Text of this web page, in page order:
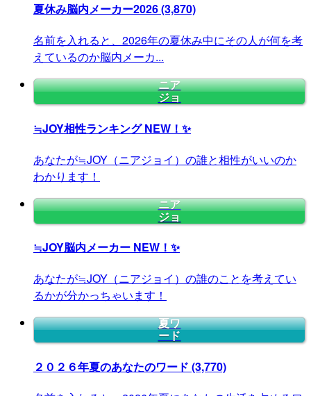
夏休み脳内メーカー2026(3,870)
名前を入れると、2026年の夏休み中にその人が何を考
えているのか脳内メーカ...
ニア
ジョ
≒JOY相性ランキングNEW！✨
あなたが≒JOY（ニアジョイ）の誰と相性がいいのか
わかります！
ニア
ジョ
≒JOY脳内メーカー NEW！✨
あなたが≒JOY（ニアジョイ）の誰のことを考えてい
るかが分かっちゃいます！
夏ワ
ード
２０２６年夏のあなたのワード (3,770)